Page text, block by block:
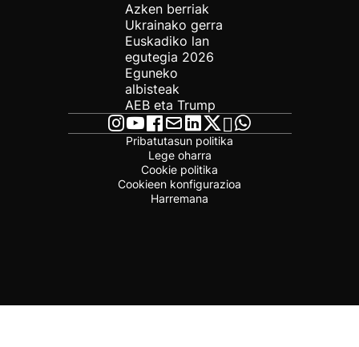
Azken berriak
Ukrainako gerra
Euskadiko lan
egutegia 2026
Eguneko
albisteak
AEB eta Trump
Pribatutasun politika
Lege oharra
Cookie politika
Cookieen konfigurazioa
Harremana